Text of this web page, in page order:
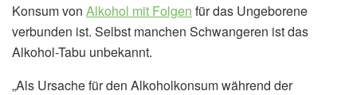
Konsum von Alkohol mit Folgen für das Ungeborene
verbunden ist. Selbst manchen Schwangeren ist das
Alkohol-Tabu unbekannt.
„Als Ursache für den Alkoholkonsum während der